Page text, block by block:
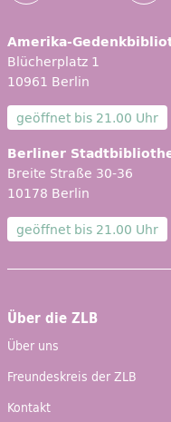
Facebook
Amerika-
Blücherplatz 1
10961 Berlin
geöffnet bis 21.00 Uhr
Berliner
Breite Straße 30-36
10178 Berlin
geöffnet bis 21.00 Uhr
Über die ZLB
Über uns
Freundeskreis der ZLB
Kontakt